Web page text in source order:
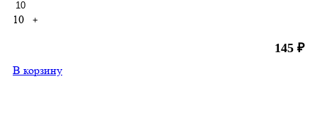
10 +
145 ₽
В корзину